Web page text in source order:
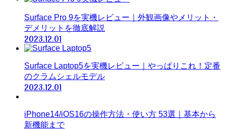
Surface Pro 9を実機レビュー｜外観画像やメリット・
デメリットを徹底解説
2023.12.01
Surface Laptop5を実機レビュー｜やっぱりこれ！定番
のクラムシェルモデル
2023.12.01
iPhone14/iOS16の操作方法・使い方 53選｜基本から
新機能まで